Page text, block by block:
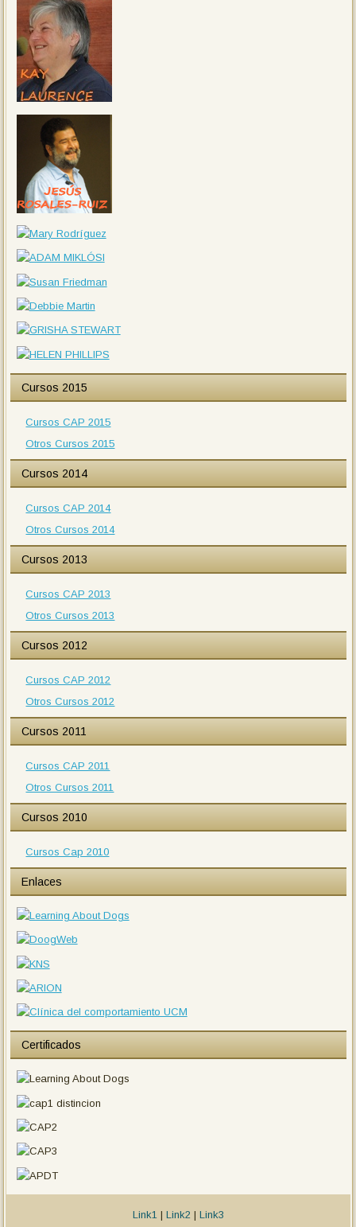
Cursos 2015
Cursos CAP 2015
Otros Cursos 2015
Cursos 2014
Cursos CAP 2014
Otros Cursos 2014
Cursos 2013
Cursos CAP 2013
Otros Cursos 2013
Cursos 2012
Cursos CAP 2012
Otros Cursos 2012
Cursos 2011
Cursos CAP 2011
Otros Cursos 2011
Cursos 2010
Cursos Cap 2010
Enlaces
Certificados
Link1 | Link2 | Link3